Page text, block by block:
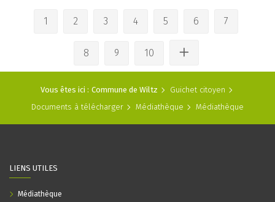
1 2 3 4 5 6 7
8 9 10
Vous êtes ici : Commune de Wiltz
Guichet citoyen
Documents à télécharger
Médiathèque Médiathèque
LIENS UTILES
Médiathèque